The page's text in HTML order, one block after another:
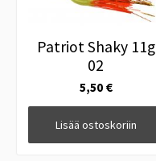
Patriot Shaky 11g
02
5,50 €
Lisää ostoskoriin